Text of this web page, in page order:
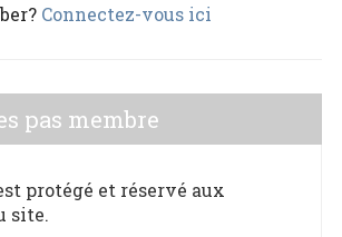
Connectez-vous ici
pas membre
protégé et réservé aux
site.